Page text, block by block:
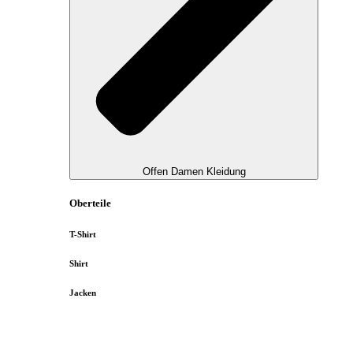
Offen Damen Kleidung
Oberteile
T-Shirt
Shirt
Jacken